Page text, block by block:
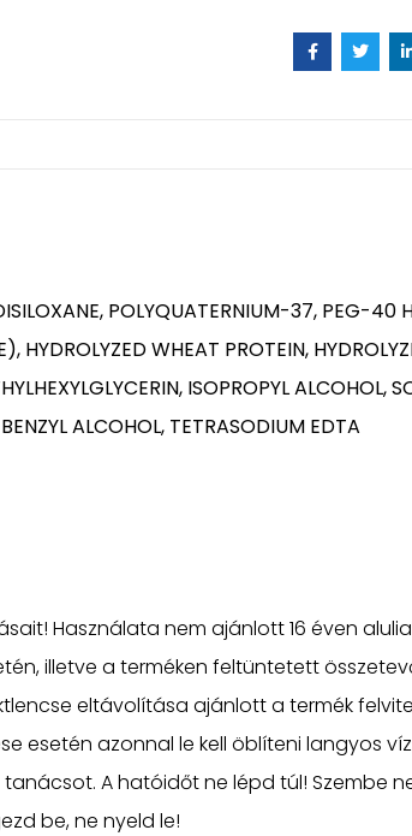
POLYQUATERNIUM-37, PEG-40
HYDROLYZED WHEAT PROTEIN,
ISOPROPYL ALCOHOL,
ALCOHOL, TETRASODIUM EDTA
Használata nem ajánlott 16 éven
illetve a terméken feltüntetett
eltávolítása ajánlott a termék
esetén azonnal le kell öblíteni langyos
A hatóidőt ne lépd túl! Szembe
be, ne nyeld le!